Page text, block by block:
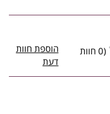
(0 חוות
הוספת חוות
דעת